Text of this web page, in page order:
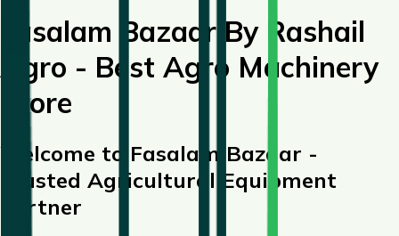
Fasalam Bazaar By Rashail
Agro - Best Agro Machinery
Store
Welcome to Fasalam Bazaar -
Trusted Agricultural Equipment
Partner